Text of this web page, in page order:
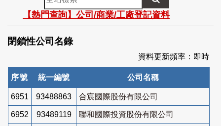
站
檢
索
【熱門查詢】公司/商業/工廠登記資料
閉鎖性公司名錄
資料更新頻率：即時
序號 統一編號 公司名稱
6951 93488863 合宸國際股份有限公司
6952 93489119 聯和國際投資股份有限公司